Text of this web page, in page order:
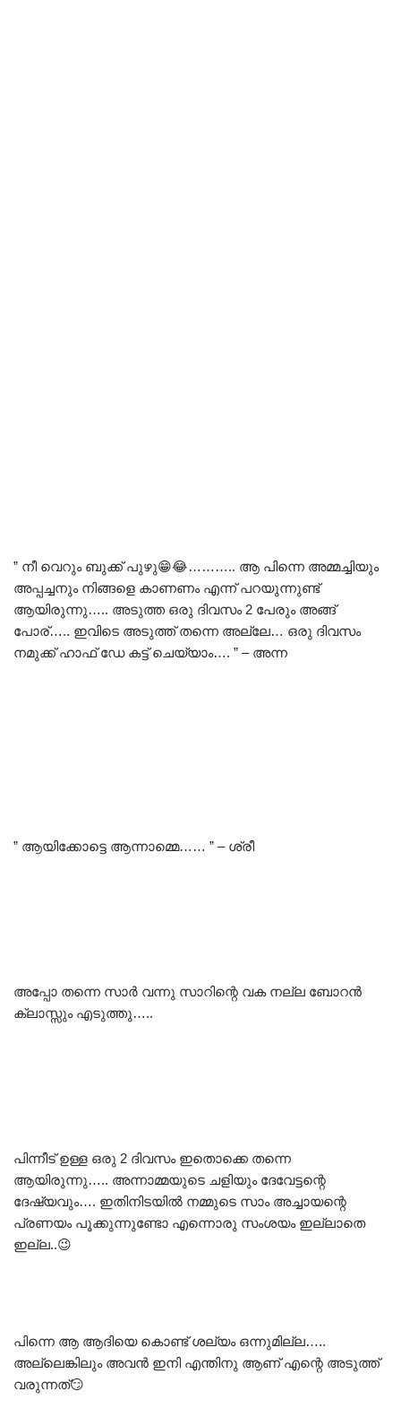
” നീ വെറും ബുക്ക് പുഴു😁😂……….. ആ പിന്നെ അമ്മച്ചിയും
അപ്പച്ചനും നിങ്ങളെ കാണണം എന്ന് പറയുന്നുണ്ട്
ആയിരുന്നു….. അടുത്ത ഒരു ദിവസം 2 പേരും അങ്ങ്
പോര്….. ഇവിടെ അടുത്ത് തന്നെ അല്ലേ… ഒരു ദിവസം
നമുക്ക് ഹാഫ് ഡേ കട്ട് ചെയ്യാം…. ” – അന്ന
” ആയിക്കോട്ടെ ആന്നാമ്മെ…… ” – ശ്രീ
അപ്പോ തന്നെ സാർ വന്നു സാറിന്റെ വക നല്ല ബോറൻ
ക്ലാസ്സും എടുത്തു…..
പിന്നീട് ഉള്ള ഒരു 2 ദിവസം ഇതൊക്കെ തന്നെ
ആയിരുന്നു….. അന്നാമ്മയുടെ ചളിയും ദേവേട്ടന്റെ
ദേഷ്യവും…. ഇതിനിടയിൽ നമ്മുടെ സാം അച്ചായന്റെ
പ്രണയം പൂക്കുന്നുണ്ടോ എന്നൊരു സംശയം ഇല്ലാതെ
ഇല്ല..😉
പിന്നെ ആ ആദിയെ കൊണ്ട് ശല്യം ഒന്നുമില്ല…..
അല്ലെങ്കിലും അവൻ ഇനി എന്തിനു ആണ് എന്റെ അടുത്ത്
വരുന്നത്😏